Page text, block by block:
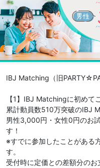
IBJ Matching（旧
【1】IBJ Matchingに初めて
累計動員数510万突破のIBJ
男性3,000円・女性0円のお
す！
※すでに参加したことがある
す。
受付時に定価との差額分のお